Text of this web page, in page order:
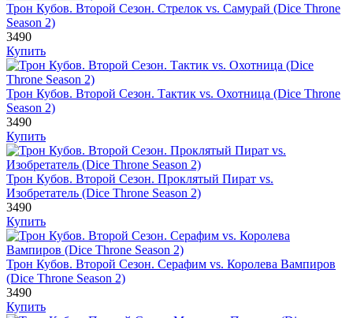
Трон Кубов. Второй Сезон. Стрелок vs. Самурай (Dice Throne
Season 2)
3490
Купить
Трон Кубов. Второй Сезон. Тактик vs. Охотница (Dice Throne
Season 2)
3490
Купить
Трон Кубов. Второй Сезон. Проклятый Пират vs.
Изобретатель (Dice Throne Season 2)
3490
Купить
Трон Кубов. Второй Сезон. Серафим vs. Королева Вампиров
(Dice Throne Season 2)
3490
Купить